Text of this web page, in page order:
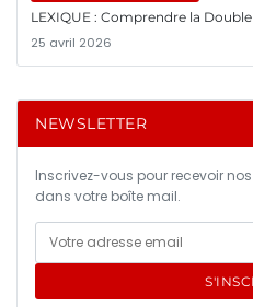
LEXIQUE : Comprendre la
25 avril 2026
NEWSLETTER
Inscrivez-vous pour recevoir
dans votre boîte mail.